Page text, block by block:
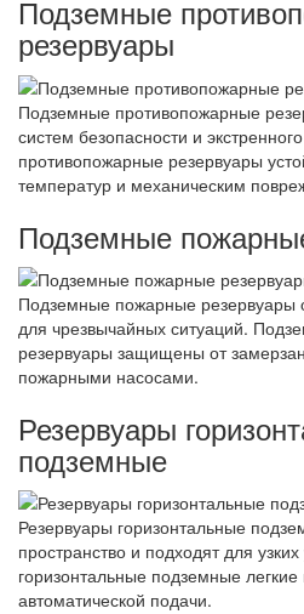
Подземные
резервуары
Подземные противопожарные
систем безопасности и
противопожарные резервуары
температур и механическим
Подземные
Подземные пожарные резервуары
для чрезвычайных ситуаций.
резервуары защищены от
пожарными насосами.
Резервуары
подземные
Резервуары горизонтальные
пространство и подходят для
горизонтальные подземные
автоматической подачи.